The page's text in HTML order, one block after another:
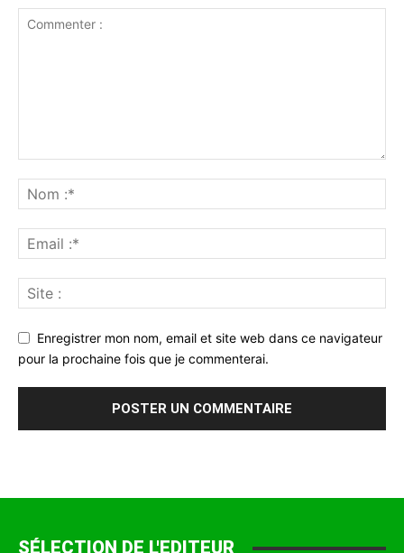
Enregistrer mon nom, email et site web dans ce navigateur
pour la prochaine fois que je commenterai.
SÉLECTION DE L'EDITEUR